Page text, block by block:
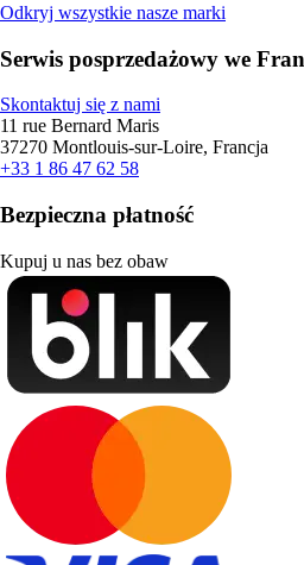
Odkryj wszystkie nasze marki
Serwis posprzedażowy we
Skontaktuj się z nami
11 rue Bernard Maris
37270 Montlouis-sur-Loire, Francja
+33 1 86 47 62 58
Bezpieczna płatność
Kupuj u nas bez obaw